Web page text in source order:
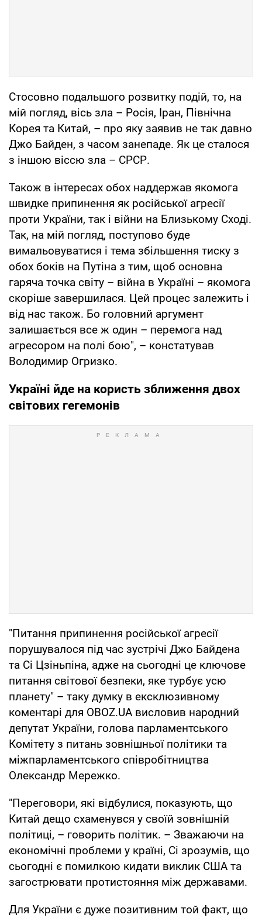
Стосовно подальшого розвитку подій, то, на
мій погляд, вісь зла – Росія, Іран, Північна
Корея та Китай, – про яку заявив не так давно
Джо Байден, з часом занепаде. Як це сталося
з іншою віссю зла – СРСР.
Також в інтересах обох наддержав якомога
швидке припинення як російської агресії
проти України, так і війни на Близькому Сході.
Так, на мій погляд, поступово буде
вимальовуватися і тема збільшення тиску з
обох боків на Путіна з тим, щоб основна
гаряча точка світу – війна в Україні – якомога
скоріше завершилася. Цей процес залежить і
від нас також. Бо головний аргумент
залишається все ж один – перемога над
агресором на полі бою", – констатував
Володимир Огризко.
Україні йде на користь зближення двох
світових гегемонів
"Питання припинення російської агресії
порушувалося під час зустрічі Джо Байдена
та Сі Цзіньпіна, адже на сьогодні це ключове
питання світової безпеки, яке турбує усю
планету" – таку думку в ексклюзивному
коментарі для OBOZ.UA висловив народний
депутат України, голова парламентського
Комітету з питань зовнішньої політики та
міжпарламентського співробітництва
Олександр Мережко.
"Переговори, які відбулися, показують, що
Китай дещо схаменувся у своїй зовнішній
політиці, – говорить політик. – Зважаючи на
економічні проблеми у країні, Сі зрозумів, що
сьогодні є помилкою кидати виклик США та
загострювати протистояння між державами.
Для України є дуже позитивним той факт, що